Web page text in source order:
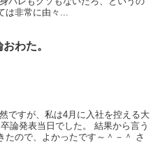
は非常に由々...
わた。
ですが、私は4月に入社を控える大
論発表当日でした。 結果から言う
たので、よかったです～＾－＾ さ